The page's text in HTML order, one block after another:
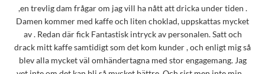
,en trevlig dam frågar om jag vill ha nått att dricka under tiden .
Damen kommer med kaffe och liten choklad, uppskattas mycket
av . Redan där fick Fantastisk intryck av personalen. Satt och
drack mitt kaffe samtidigt som det kom kunder , och enligt mig så
blev alla mycket väl omhändertagna med stor engagemang. Jag